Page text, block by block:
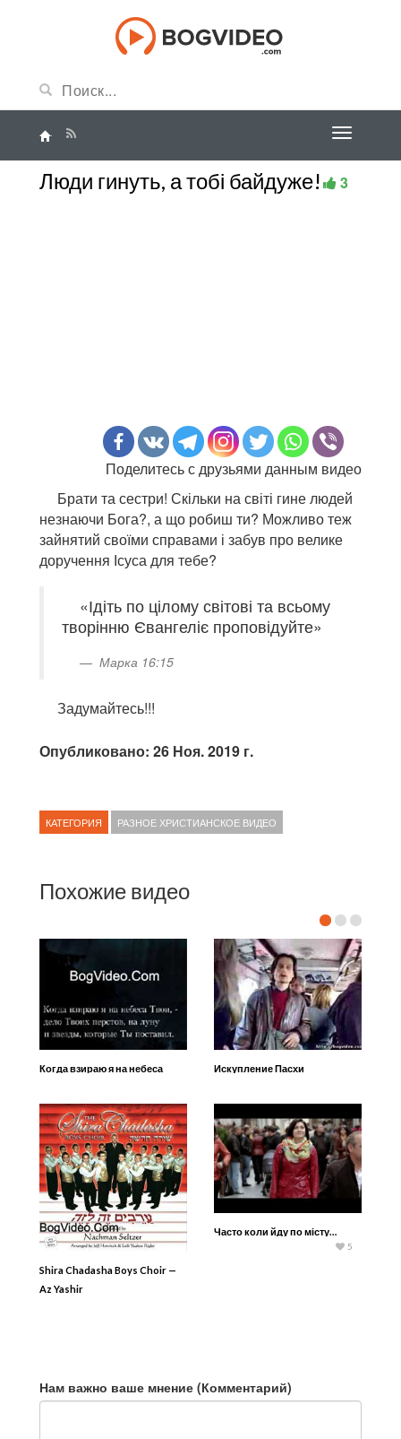
Люди гинуть, а тобі байдуже! 3
Поделитесь с друзьями данным видео
Брати та сестри! Скільки на світі гине людей
незнаючи Бога?, а що робиш ти? Можливо теж
зайнятий своїми справами і забув про велике
доручення Ісуса для тебе?
«Ідіть по цілому світові та всьому
творінню Євангеліє проповідуйте»
Марка 16:15
Задумайтесь!!!
Опубликовано: 26 Ноя. 2019 г.
КАТЕГОРИЯ РАЗНОЕ ХРИСТИАНСКОЕ ВИДЕО
Похожие видео
Когда взираю я на небеса Искупление Пасхи
Shira Chadasha Boys Choir —
Az Yashir
Часто коли йду по місту…
5
Нам важно ваше мнение (Комментарий)